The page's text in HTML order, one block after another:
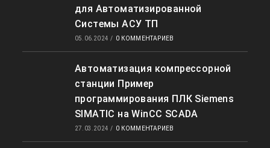
для Автоматизированной
Системы АСУ ТП
05.06.2024 / 0 КОММЕНТАРИЕВ
Автоматизация компрессорной
станции Пример
программирования ПЛК Siemens
SIMATIC на WinCC SCADA
27.03.2024 / 0 КОММЕНТАРИЕВ